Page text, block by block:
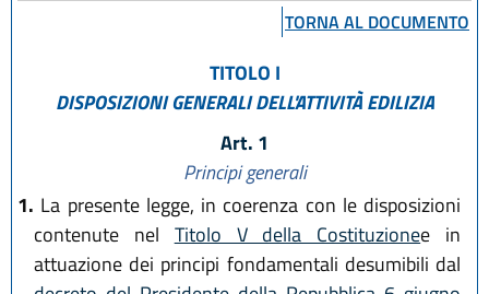
L.R. 21 dicembre 2017, n. 24
L.R. 29 dicembre 2020, n. 14
L.R. 20 maggio 2021, n. 5
L.R. 3 agosto 2022, n. 11
L.R. 13 aprile 2023, n. 3
L.R. 12 luglio 2023, n. 7
L.R. 28 dicembre 2023, n. 17
L.R. 14 giugno 2024, n. 7
L.R. 31 marzo 2025, n. 2
L.R. 25 luglio 2025, n. 5
L.R. 29 dicembre 2025, n. 11
TORNA AL DOCUMENTO
TITOLO I
DISPOSIZIONI GENERALI DELL'ATTIVITÀ EDILIZIA
Art. 1
Principi generali
1. La presente legge, in coerenza con le disposizioni
contenute nel Titolo V della Costituzionee in
attuazione dei principi fondamentali desumibili dal